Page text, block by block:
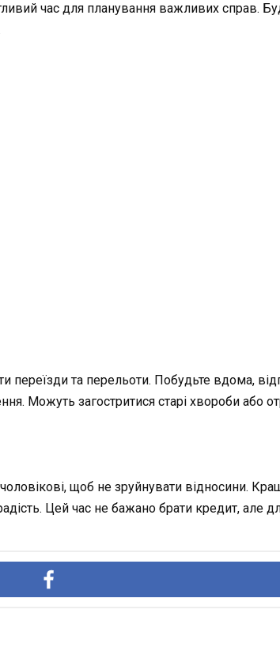
час для планування важливих справ.
та перельоти. Побудьте вдома,
Можуть загостритися старі хвороби або
щоб не зруйнувати відносини.
Цей час не бажано брати кредит, але